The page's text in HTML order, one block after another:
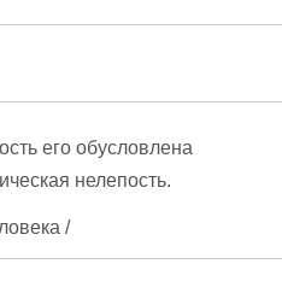
его обусловлена
нелепость.
/